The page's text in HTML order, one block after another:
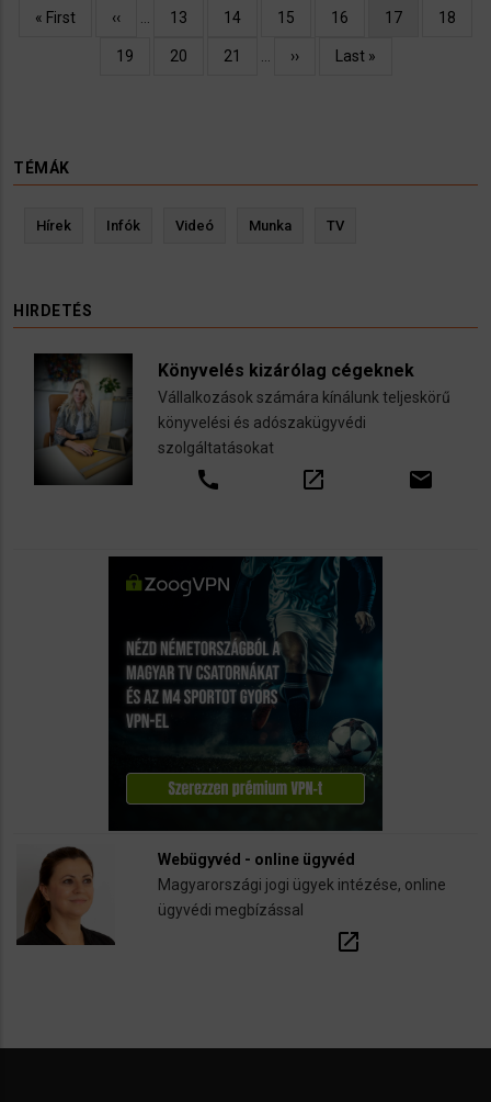
Oldalszámozás
Első
« First
Előző
‹‹ Oldal
13 Oldal
14 Oldal
15 Oldal
16
Jelenlegi
17 Oldal
18
Oldal
19 Oldal
20 Oldal
21
Következő
››
Utolsó
Last »
TÉMÁK
Hírek Infók Videó Munka TV
HIRDETÉS
Könyvelés kizárólag cégeknek
Vállalkozások számára kínálunk teljeskörű
könyvelési és adószakügyvédi
szolgáltatásokat
call open_in_new email
Webügyvéd - online ügyvéd
Magyarországi jogi ügyek intézése, online
ügyvédi megbízással
open_in_new